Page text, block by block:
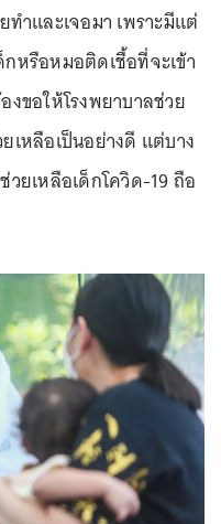
ำและเจอมา เพราะมีแต่
หรือหมอติดเชื้อที่จะเข้า
ขอให้โรงพยาบาลช่วย
เหลือเป็นอย่างดี แต่บาง
ยเหลือเด็กโควิด-19 ถือ